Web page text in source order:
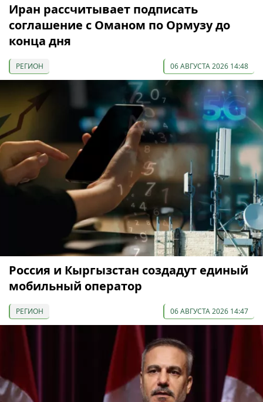
Иран рассчитывает подписать
соглашение с Оманом по Ормузу до
конца дня
РЕГИОН 06 АВГУСТА 2026 14:48
Россия и Кыргызстан создадут единый
мобильный оператор
РЕГИОН 06 АВГУСТА 2026 14:47